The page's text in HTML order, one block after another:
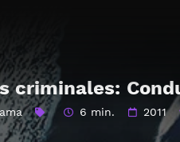
criminales:
6 min. 2011